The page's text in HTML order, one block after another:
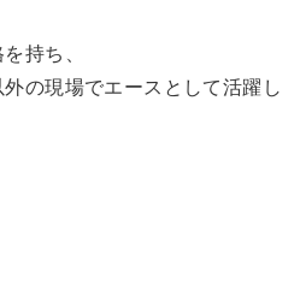
持ち、
の現場でエースとして活躍し